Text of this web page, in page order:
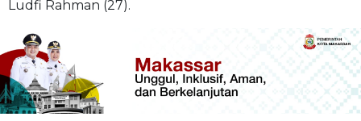
Ludfi Rahman (27).